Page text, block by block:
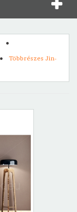
Többrészes Jin-